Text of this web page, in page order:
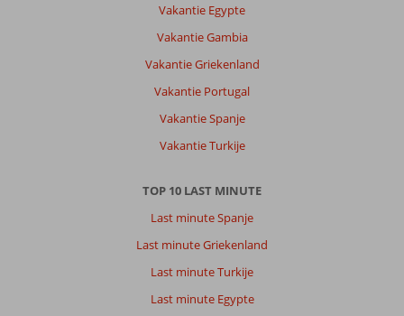
Vakantie Egypte
Vakantie Gambia
Vakantie Griekenland
Vakantie Portugal
Vakantie Spanje
Vakantie Turkije
TOP 10 LAST MINUTE
Last minute Spanje
Last minute Griekenland
Last minute Turkije
Last minute Egypte